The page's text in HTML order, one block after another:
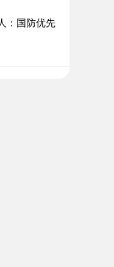
：国防优先